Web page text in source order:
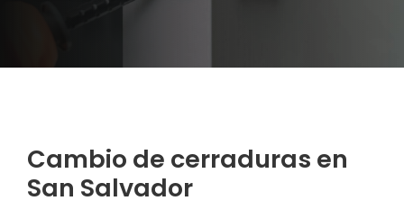
Cambio de cerraduras en
San Salvador